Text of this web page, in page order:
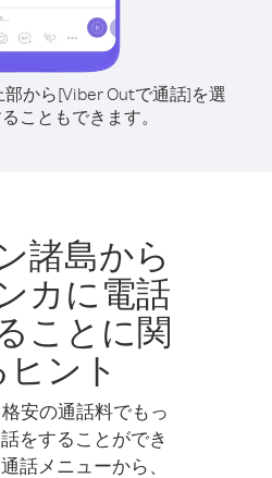
から[Viber Outで通話]を選
こともできます。
諸島から
カに電話
ことに関
ント
安の通話料でもっ
をすることができ
話メニューから、